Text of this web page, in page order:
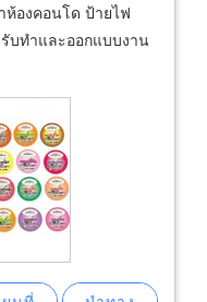
องคอนโด ป้ายไฟ
บทำและออกแบบงาน